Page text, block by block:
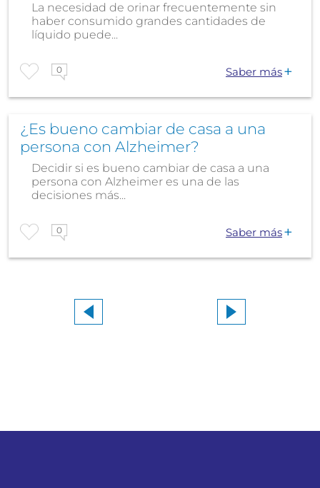
La necesidad de orinar frecuentemente sin
haber consumido grandes cantidades de
líquido puede...
0 Saber más
¿Es bueno cambiar de casa a una
persona con Alzheimer?
Decidir si es bueno cambiar de casa a una
persona con Alzheimer es una de las
decisiones más...
0 Saber más